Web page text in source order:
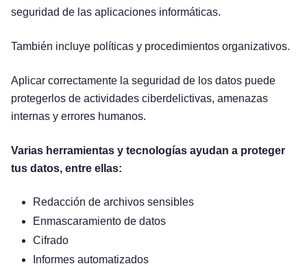
seguridad de las aplicaciones informáticas.
También incluye políticas y procedimientos organizativos.
Aplicar correctamente la seguridad de los datos puede
protegerlos de actividades ciberdelictivas, amenazas
internas y errores humanos.
Varias herramientas y tecnologías ayudan a proteger
tus datos, entre ellas:
Redacción de archivos sensibles
Enmascaramiento de datos
Cifrado
Informes automatizados